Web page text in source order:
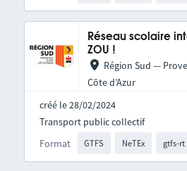
Réseau scolaire
ZOU !
Région Sud —
Côte d’Azur
créé le 28/02/2024
Format GTFS NeTEx gtfs-rt
Transport public collectif